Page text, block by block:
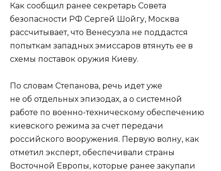
Как сообщил ранее секретарь Совета
безопасности РФ Сергей Шойгу, Москва
рассчитывает, что Венесуэла не поддастся
попыткам западных эмиссаров втянуть ее в
схемы поставок оружия Киеву.
По словам Степанова, речь идет уже
не об отдельных эпизодах, а о системной
работе по военно-техническому обеспечению
киевского режима за счет передачи
российского вооружения. Первую волну, как
отметил эксперт, обеспечивали страны
Восточной Европы, которые ранее закупали